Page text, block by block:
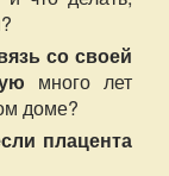
со своей
много лет
доме?
плацента